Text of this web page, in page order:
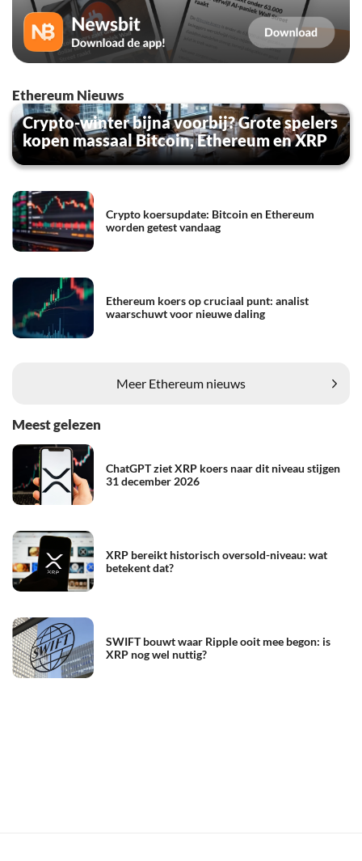
Ethereum Nieuws
Crypto-winter bijna voorbij? Grote spelers
kopen massaal Bitcoin, Ethereum en XRP
Crypto koersupdate: Bitcoin en Ethereum
worden getest vandaag
Ethereum koers op cruciaal punt: analist
waarschuwt voor nieuwe daling
Meer Ethereum nieuws
Meest gelezen
ChatGPT ziet XRP koers naar dit niveau stijgen
31 december 2026
XRP bereikt historisch oversold-niveau: wat
betekent dat?
SWIFT bouwt waar Ripple ooit mee begon: is
XRP nog wel nuttig?